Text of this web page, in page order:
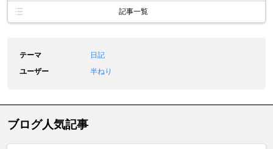
記事一覧
テーマ
日記
ユーザー
半ねり
ブログ人気記事